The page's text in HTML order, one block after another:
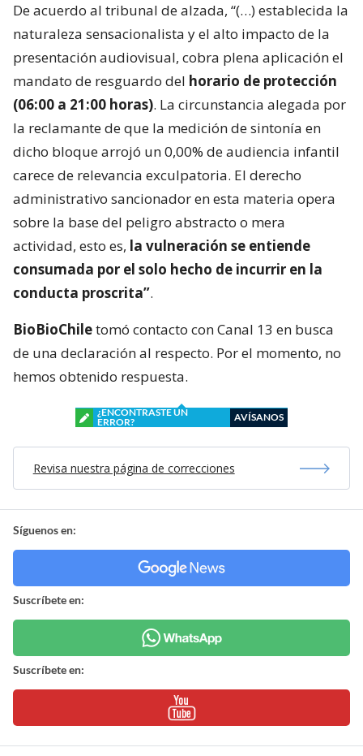
De acuerdo al tribunal de alzada, “(…) establecida la
naturaleza sensacionalista y el alto impacto de la
presentación audiovisual, cobra plena aplicación el
mandato de resguardo del horario de protección
(06:00 a 21:00 horas). La circunstancia alegada por
la reclamante de que la medición de sintonía en
dicho bloque arrojó un 0,00% de audiencia infantil
carece de relevancia exculpatoria. El derecho
administrativo sancionador en esta materia opera
sobre la base del peligro abstracto o mera
actividad, esto es, la vulneración se entiende
consumada por el solo hecho de incurrir en la
conducta proscrita”.
BioBioChiletomó contacto con Canal 13 en busca
de una declaración al respecto. Por el momento, no
hemos obtenido respuesta.
¿ENCONTRASTE UN
ERROR?
AVÍSANOS
Revisa nuestra página de correcciones
Síguenos en:
Suscríbete en:
Suscríbete en: